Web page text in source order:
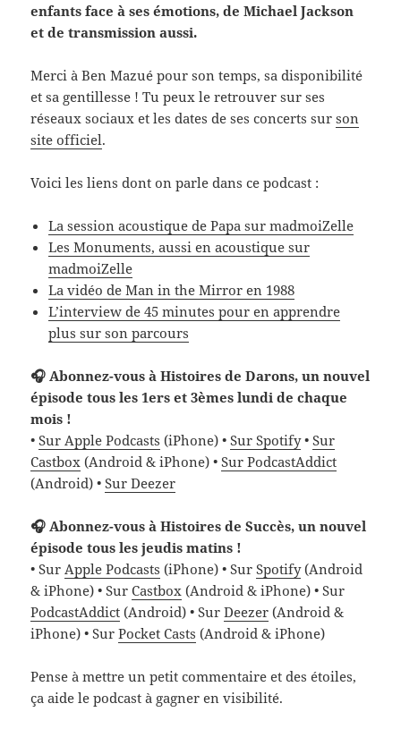
enfants face à ses émotions, de Michael Jackson
et de transmission aussi.
Merci à Ben Mazué pour son temps, sa disponibilité
et sa gentillesse ! Tu peux le retrouver sur ses
réseaux sociaux et les dates de ses concerts surson
site officiel.
Voici les liens dont on parle dans ce podcast :
La session acoustique de Papa sur madmoiZelle
Les Monuments, aussi en acoustique sur
madmoiZelle
La vidéo de Man in the Mirror en 1988
L’interview de 45 minutes pour en apprendre
plus sur son parcours
🎧 Abonnez-vous à Histoires de Darons, un nouvel
épisode tous les 1ers et 3èmes lundi de chaque
mois !
•Sur Apple Podcasts (iPhone) •Sur Spotify•Sur
Castbox (Android & iPhone) •Sur PodcastAddict
(Android) •Sur Deezer
🎧 Abonnez-vous à Histoires de Succès, un nouvel
épisode tous les jeudis matins !
• Sur Apple Podcasts (iPhone) • SurSpotify(Android
& iPhone) • SurCastbox (Android & iPhone) • Sur
PodcastAddict (Android) • SurDeezer (Android &
iPhone) • SurPocket Casts (Android & iPhone)
Pense à mettre un petit commentaire et des étoiles,
ça aide le podcast à gagner en visibilité.